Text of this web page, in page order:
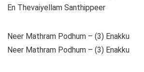
En Thevaiyellam Santhippeer
Neer Mathram Podhum – (3) Enakku
Neer Mathram Podhum – (3) Enakku